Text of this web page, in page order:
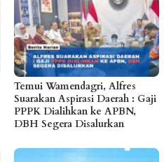
Temui Wamendagri, Alfres
Suarakan Aspirasi Daerah : Gaji
PPPK Dialihkan ke APBN,
DBH Segera Disalurkan